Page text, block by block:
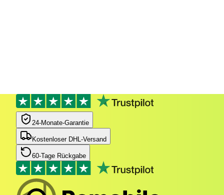
24‑Monate‑Garantie
Kostenloser DHL-Versand
60-Tage Rückgabe